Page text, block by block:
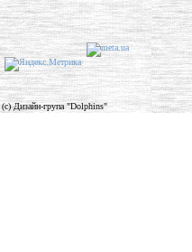
(c) Дизайн-група "Dolphins"